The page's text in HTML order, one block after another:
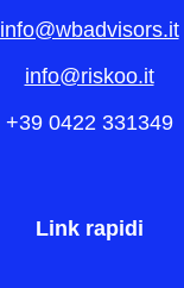
info@wbadvisors.it
info@riskoo.it
+39 0422 331349
Link rapidi